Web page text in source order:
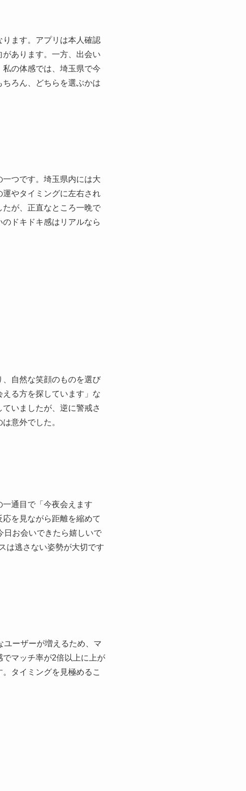
ます。アプリは本人確認
あります。一方、出会い
の体感では、埼玉県で今
ろん、どちらを選ぶかは
つです。埼玉県内には大
やタイミングに左右され
が、正直なところ一晩で
ドキドキ感はリアルなら
自然な笑顔のものを選び
る方を探しています」な
いましたが、逆に警戒さ
意外でした。
通目で「今夜会えます
を見ながら距離を縮めて
日お会いできたら嬉しいで
は逃さない姿勢が大切です
ユーザーが増えるため、マ
マッチ率が2倍以上に上が
タイミングを見極めるこ